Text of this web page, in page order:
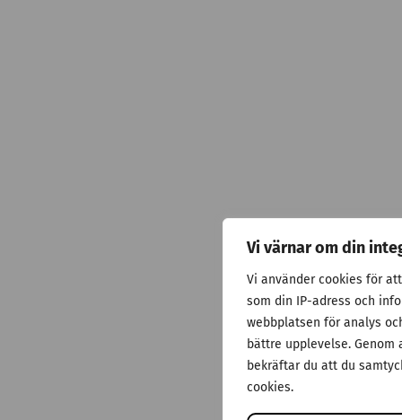
Vi värnar om din
Vi använder cookies för
som din IP-adress och
webbplatsen för analys
bättre upplevelse.
bekräftar du att du
cookies.